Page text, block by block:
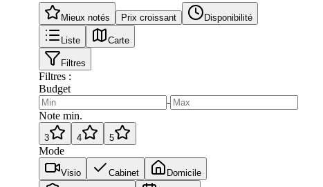
Mieux notés Prix croissant Disponibilité
Liste Carte
Filtres
Filtres :
Budget
-
Note min.
3 4 5
Mode
Visio Cabinet Domicile